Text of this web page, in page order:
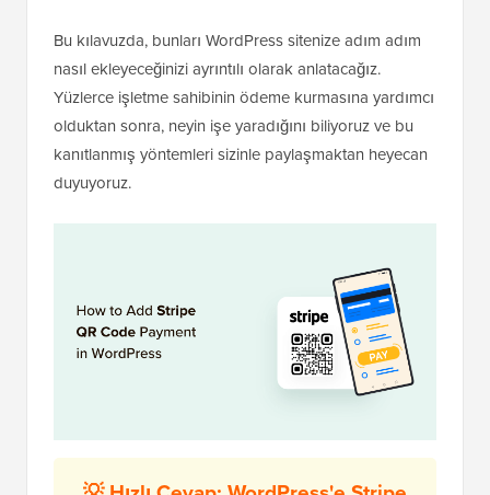
Bu kılavuzda, bunları WordPress sitenize adım adım
nasıl ekleyeceğinizi ayrıntılı olarak anlatacağız.
Yüzlerce işletme sahibinin ödeme kurmasına yardımcı
olduktan sonra, neyin işe yaradığını biliyoruz ve bu
kanıtlanmış yöntemleri sizinle paylaşmaktan heyecan
duyuyoruz.